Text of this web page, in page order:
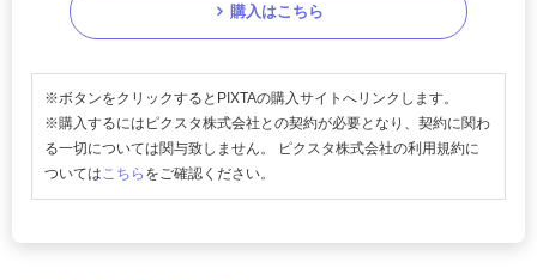
購入はこちら
※ボタンをクリックするとPIXTAの購入サイトへリンクします。
※購入するにはピクスタ株式会社との契約が必要となり、契約に関わ
る一切については関与致しません。 ピクスタ株式会社の利用規約に
ついてはこちら をご確認ください。